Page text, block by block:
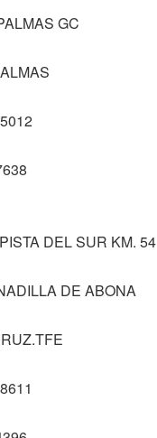
GC
DEL SUR KM. 54
DE ABONA